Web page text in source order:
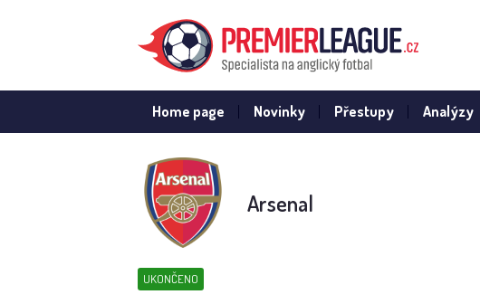
Home page Novinky Přestupy Analýzy
Arsenal
UKONČENO